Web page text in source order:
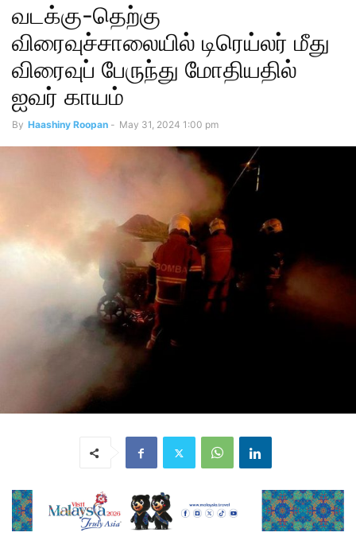
வடக்கு-தெற்கு
விரைவுச்சாலையில் டிரெய்லர் மீது
விரைவுப் பேருந்து மோதியதில்
ஐவர் காயம்
By Haashiny Roopan - May 31, 2024 1:00 pm